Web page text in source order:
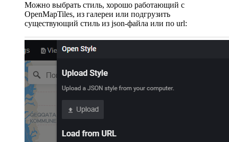
Можно выбрать стиль, хорошо работающий с
OpenMapTiles, из галереи или подгрузить
существующий стиль из json-файла или по url: